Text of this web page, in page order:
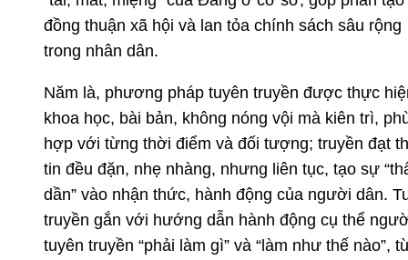
đồng thuận xã hội và lan tỏa chính sách sâu rộng
trong nhân dân.
Năm là, phương pháp tuyên truyền được thực
khoa học, bài bản, không nóng vội mà kiên trì,
hợp với từng thời điểm và đối tượng; truyền đạt
tin đều đặn, nhẹ nhàng, nhưng liên tục, tạo sự
dần” vào nhận thức, hành động của người dân.
truyền gắn với hướng dẫn hành động cụ thể
tuyên truyền “phải làm gì” và “làm như thế nào”,